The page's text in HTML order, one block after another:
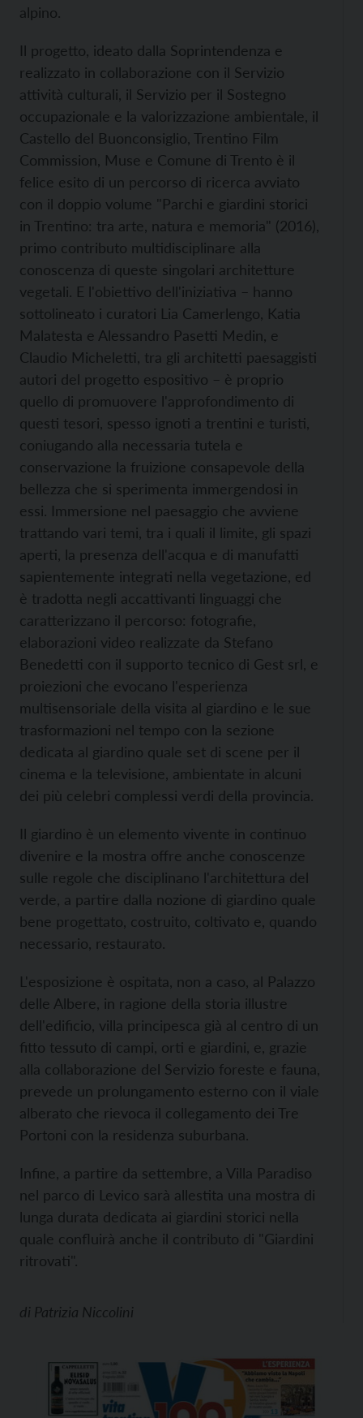
alpino.
Il progetto, ideato dalla Soprintendenza e
realizzato in collaborazione con il Servizio
attività culturali, il Servizio per il Sostegno
occupazionale e la valorizzazione ambientale, il
Castello del Buonconsiglio, Trentino Film
Commission, Muse e Comune di Trento è il
felice esito di un percorso di ricerca avviato
con il doppio volume "Parchi e giardini storici
in Trentino: tra arte, natura e memoria" (2016),
primo contributo multidisciplinare alla
conoscenza di queste singolari architetture
vegetali. E l'obiettivo dell'iniziativa – hanno
sottolineato i curatori Lia Camerlengo, Katia
Malatesta e Alessandro Pasetti Medin, e
Claudio Micheletti, tra gli architetti paesaggisti
autori del progetto espositivo – è proprio
quello di promuovere l'approfondimento di
questi tesori, spesso ignoti a trentini e turisti,
coniugando alla necessaria tutela e
conservazione la fruizione consapevole della
bellezza che si sperimenta immergendosi in
essi. Immersione nel paesaggio che avviene
trattando vari temi, tra i quali il limite, gli spazi
aperti, la presenza dell'acqua e di manufatti
sapientemente integrati nella vegetazione, ed
è tradotta negli accattivanti linguaggi che
caratterizzano il percorso: fotografie,
elaborazioni video realizzate da Stefano
Benedetti con il supporto tecnico di Gest srl, e
proiezioni che evocano l'esperienza
multisensoriale della visita al giardino e le sue
trasformazioni nel tempo con la sezione
dedicata al giardino quale set di scene per il
cinema e la televisione, ambientate in alcuni
dei più celebri complessi verdi della provincia.
Il giardino è un elemento vivente in continuo
divenire e la mostra offre anche conoscenze
sulle regole che disciplinano l'architettura del
verde, a partire dalla nozione di giardino quale
bene progettato, costruito, coltivato e, quando
necessario, restaurato.
L'esposizione è ospitata, non a caso, al Palazzo
delle Albere, in ragione della storia illustre
dell'edificio, villa principesca già al centro di un
fitto tessuto di campi, orti e giardini, e, grazie
alla collaborazione del Servizio foreste e fauna,
prevede un prolungamento esterno con il viale
alberato che rievoca il collegamento dei Tre
Portoni con la residenza suburbana.
Infine, a partire da settembre, a Villa Paradiso
nel parco di Levico sarà allestita una mostra di
lunga durata dedicata ai giardini storici nella
quale confluirà anche il contributo di "Giardini
ritrovati".
di Patrizia Niccolini